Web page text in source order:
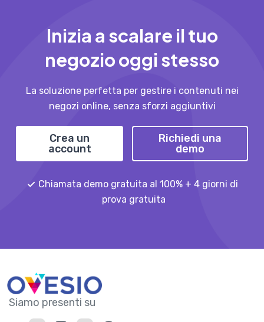
Inizia a scalare il tuo
negozio oggi stesso
La soluzione perfetta per gestire i contenuti nei
negozi online, senza sforzi aggiuntivi
Crea un
account
Richiedi una
demo
Chiamata demo gratuita al 100% + 4 giorni di
prova gratuita
Siamo presenti su